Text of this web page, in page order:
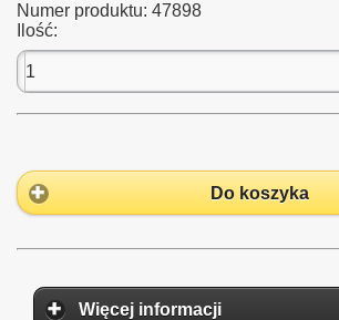
Numer produktu: 47898
Ilość:
Do koszyka
Więcej informacji